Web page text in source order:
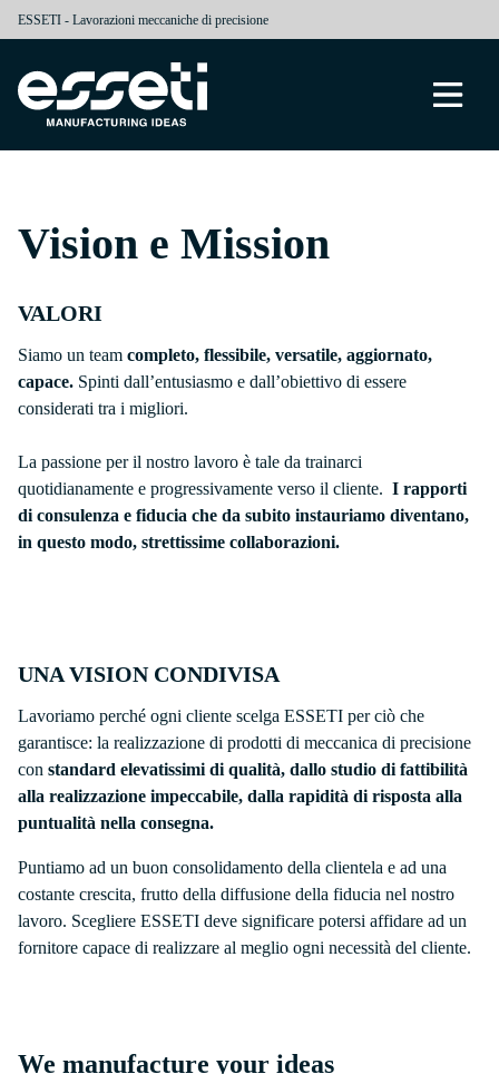
ESSETI - Lavorazioni meccaniche di precisione
Vision e Mission
VALORI
Siamo un team completo, flessibile, versatile, aggiornato,
capace. Spinti dall’entusiasmo e dall’obiettivo di essere
considerati tra i migliori.
La passione per il nostro lavoro è tale da trainarci
quotidianamente e progressivamente verso il cliente. I rapporti
di consulenza e fiducia che da subito instauriamo diventano,
in questo modo, strettissime collaborazioni.
UNA VISION CONDIVISA
Lavoriamo perché ogni cliente scelga ESSETI per ciò che
garantisce: la realizzazione di prodotti di meccanica di precisione
con standard elevatissimi di qualità, dallo studio di fattibilità
alla realizzazione impeccabile, dalla rapidità di risposta alla
puntualità nella consegna.
Puntiamo ad un buon consolidamento della clientela e ad una
costante crescita, frutto della diffusione della fiducia nel nostro
lavoro. Scegliere ESSETI deve significare potersi affidare ad un
fornitore capace di realizzare al meglio ogni necessità del cliente.
We manufacture your ideas